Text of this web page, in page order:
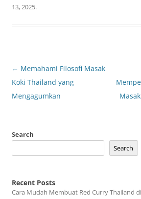
13, 2025.
Post
navigation
← Memahami Filosofi Masak
Koki Thailand yang
Mengagumkan
Search
Search
Recent Posts
Cara Mudah Membuat Red Curry Thailand